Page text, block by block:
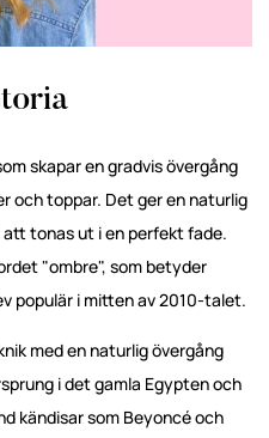
skapar en gradvis övergång
och toppar. Det ger en naturlig
tonas ut i en perfekt fade.
"ombre", som betyder
populär i mitten av 2010-talet.
med en naturlig övergång
i det gamla Egypten och
kändisar som Beyoncé och